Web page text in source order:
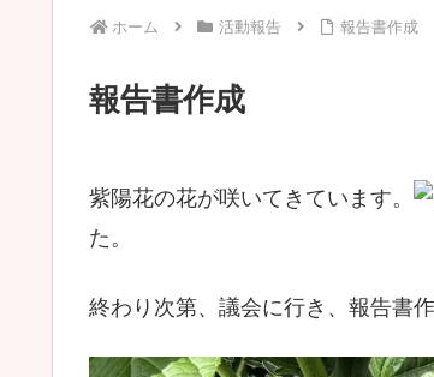
ホーム 活動報告 報告書作成
報告書作成
紫陽花の花が咲いてきています。
た。
終わり次第、議会に行き、報告書